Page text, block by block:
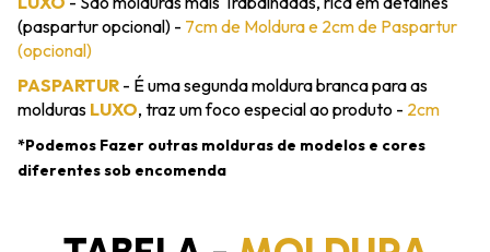
(paspartur opcional) - 7cm de Moldura e 2cm de Paspartur
(opcional)
PASPARTUR - É uma segunda moldura branca para as
molduras LUXO, traz um foco especial ao produto - 2cm
*Podemos Fazer outras molduras de modelos e cores
diferentes sob encomenda